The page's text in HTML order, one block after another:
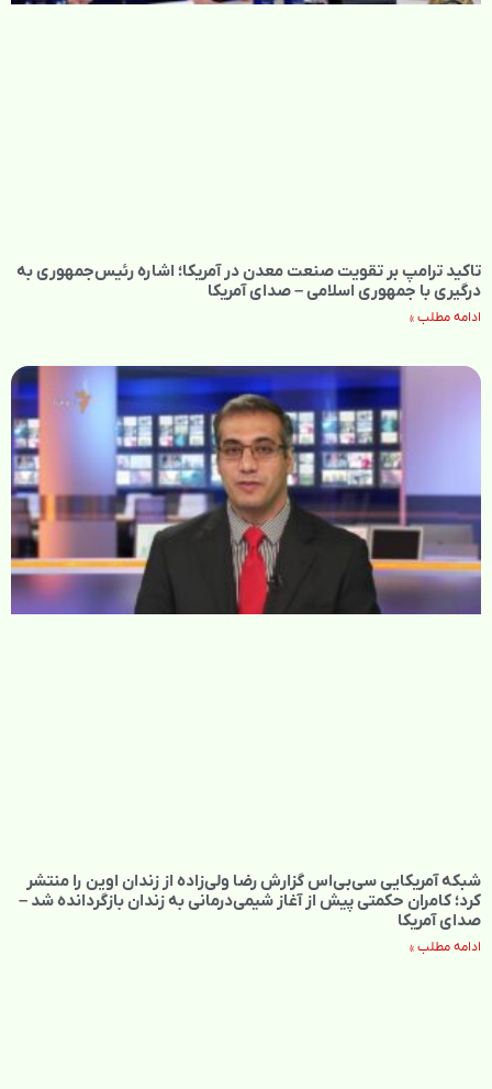
تاکید ترامپ بر تقویت صنعت معدن در آمریکا؛ اشاره رئیس‌جمهوری به
درگیری با جمهوری اسلامی – صدای آمریکا
ادامه مطلب »
شبکه آمریکایی سی‌بی‌‌اس گزارش رضا ولی‌زاده از زندان اوین را منتشر
کرد؛ کامران حکمتی پیش از آغاز شیمی‌درمانی به زندان بازگردانده شد –
صدای آمریکا
ادامه مطلب »